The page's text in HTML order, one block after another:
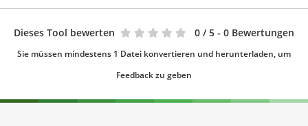
Dieses Tool bewerten 0 / 5 - 0 Bewertungen
Sie müssen mindestens 1 Datei konvertieren und herunterladen, um
Feedback zu geben